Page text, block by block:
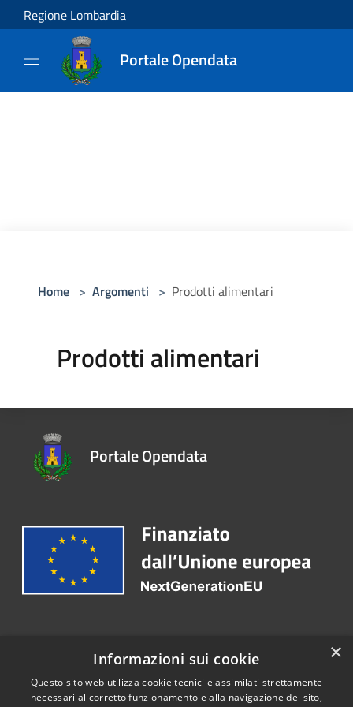
Salta al contenuto principale
Regione Lombardia
Portale Opendata
Home > Argomenti > Prodotti alimentari
Prodotti alimentari
Portale Opendata
Recapiti e contatti
Email: info@comune.arcene.bg.it
×
Informazioni sui cookie
Questo sito web utilizza cookie tecnici e assimilati strettamente
necessari al corretto funzionamento e alla navigazione del sito,